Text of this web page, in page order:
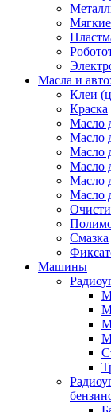
Масла и
Клеи
Краска
Масло
Масло
Масло
Масло
Масло
Масло
Смазка
Машины